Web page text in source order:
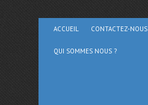
ACCUEIL CONTACTEZ-NOUS
QUI SOMMES NOUS ?